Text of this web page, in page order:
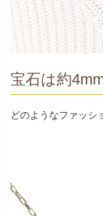
宝石は約
どのようなファッシ